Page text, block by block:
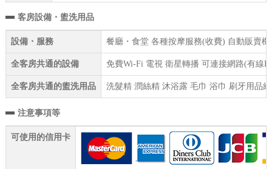
客房設備・盥洗用品
設備・服務 餐廳・食堂 各種按摩服務(收費) 自動販賣
全客房共通的設備 免費Wi-Fi 電視 衛星轉播 可連接網路(有線
全客房共通的盥洗用品 洗髮精 潤絲精 沐浴露 毛巾 浴巾 刷牙用品
注意事項等
可使用的信用卡